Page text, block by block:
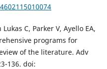
C, Parker V, Ayello EA,
programs for
of the literature. Adv
136. doi: